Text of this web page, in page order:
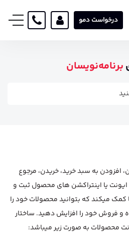
درخواست دمو
برنامه‌نویسان
افزودن به سبد خرید، خریدن، مرجوع
ایونت یا اینتراکشن های محصول ثبت و
میکند که بتوانید محصولات خود را
و فروش خود را افزایش دهید. ساختار
محصولات به صورت زیر میباشد: